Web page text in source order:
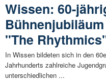
Wissen: 60-
"The
In Wissen bildeten sich in den
Jahrhunderts zahlreiche
unterschiedlichen ...